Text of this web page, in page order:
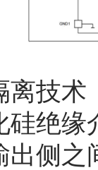
离技
绝
出侧